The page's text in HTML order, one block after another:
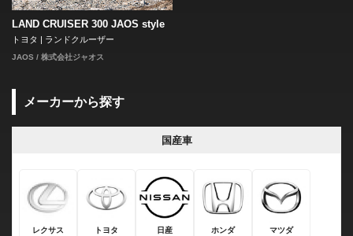
LAND CRUISER 300 JAOS style
トヨタ | ランドクルーザー
JAOS / 株式会社ジャオス
メーカーから探す
国産車
レクサス トヨタ 日産 ホンダ マツダ